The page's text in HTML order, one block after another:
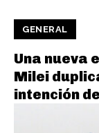
GENERAL
Una nueva
Milei
intención